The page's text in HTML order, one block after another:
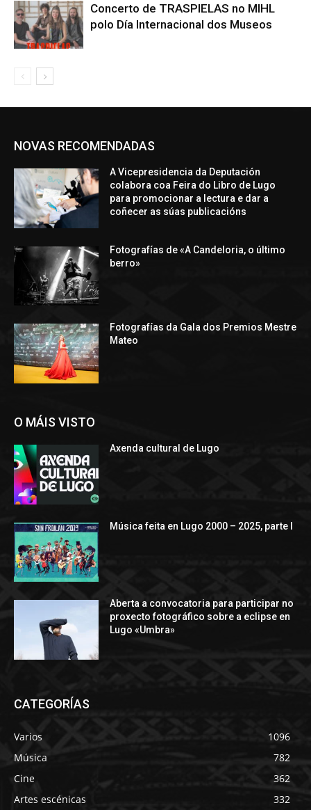
Concerto de TRASPIELAS no MIHL
polo Día Internacional dos Museos
NOVAS RECOMENDADAS
A Vicepresidencia da Deputación
colabora coa Feira do Libro de Lugo
para promocionar a lectura e dar a
coñecer as súas publicacións
Fotografías de «A Candeloria, o último
berro»
Fotografías da Gala dos Premios Mestre
Mateo
O MÁIS VISTO
Axenda cultural de Lugo
Música feita en Lugo 2000 – 2025, parte I
Aberta a convocatoria para participar no
proxecto fotográfico sobre a eclipse en
Lugo «Umbra»
CATEGORÍAS
Varios
1096
Música
782
Cine
362
Artes escénicas
332